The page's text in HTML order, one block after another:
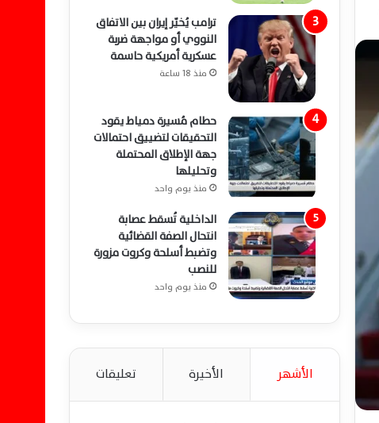
ترامب يُخيّر إيران بين الاتفاق
النووي أو مواجهة ضربة
عسكرية أمريكية حاسمة
منذ 18 ساعة
حطام مُسيرة دمياط يقود
التحقيقات لتضييق احتمالات
جهة الإطلاق المحتملة
وتحليلها
منذ يوم واحد
الداخلية تُسقط عصابة
انتحال الصفة القضائية
وتضبط أسلحة وكروت مزورة
للنصب
منذ يوم واحد
الأشهر الأخيرة تعليقات